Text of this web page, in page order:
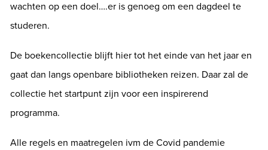
wachten op een doel….er is genoeg om een dagdeel te
studeren.
De boekencollectie blijft hier tot het einde van het jaar en
gaat dan langs openbare bibliotheken reizen. Daar zal de
collectie het startpunt zijn voor een inspirerend
programma.
Alle regels en maatregelen ivm de Covid pandemie